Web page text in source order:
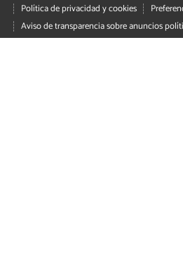
Política de privacidad y cookies
Aviso de transparencia sobre anuncios